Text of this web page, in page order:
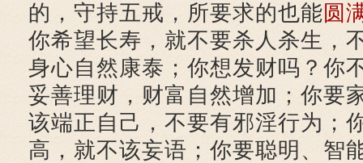
的，守持五戒，所要求的也能圆
你希望长寿，就不要杀人杀生，
身心自然康泰；你想发财吗？你
妥善理财，财富自然增加；你要
该端正自己，不要有邪淫行为；
高，就不该妄语；你要聪明、智